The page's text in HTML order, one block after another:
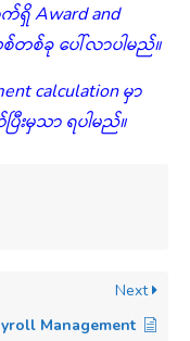
ရှိ Award and
တစ်ခု ပေါ်လာပါမည်။
calculation မှာ
းမှသာ ရပါမည်။
Next
Management